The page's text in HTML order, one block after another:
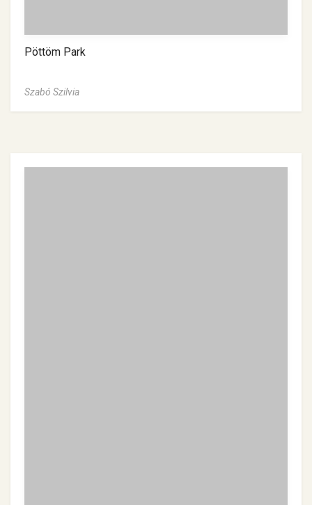
Pöttöm Park
Szabó Szilvia